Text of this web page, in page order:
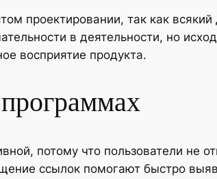
проектировании, так как
в деятельности, но
восприятие продукта.
потому что пользователи не
ссылок помогают быстро